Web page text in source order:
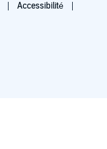
Accessibilité